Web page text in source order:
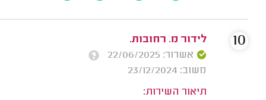
לידור מ. רחובות.
אשרור: 22/06/2025
משוב: 23/12/2024
תיאור השירות:
10